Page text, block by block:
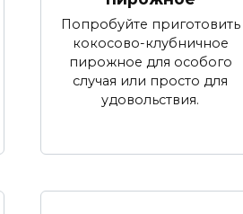
Попробуйте приготовить
кокосово-клубничное
пирожное для особого
случая или просто для
удовольствия.